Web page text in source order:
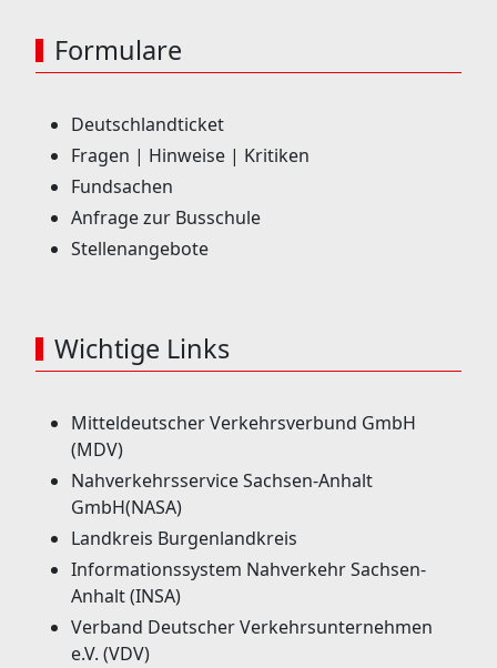
Formulare
Deutschlandticket
Fragen | Hinweise | Kritiken
Fundsachen
Anfrage zur Busschule
Stellenangebote
Wichtige Links
Mitteldeutscher Verkehrsverbund GmbH
(MDV)
Nahverkehrsservice Sachsen-Anhalt
GmbH(NASA)
Landkreis Burgenlandkreis
Informationssystem Nahverkehr Sachsen-
Anhalt (INSA)
Verband Deutscher Verkehrsunternehmen
e.V. (VDV)